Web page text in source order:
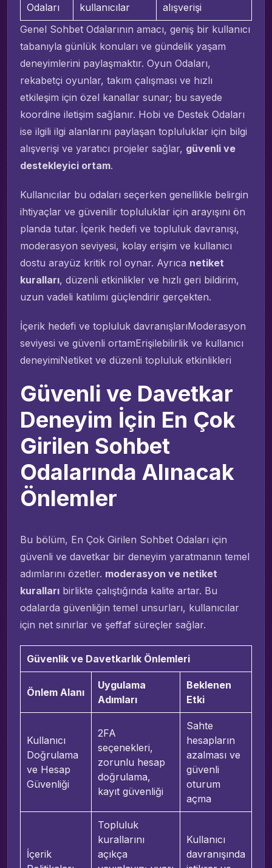
Odaları
kullanıcılar
alışverişi
Genel Sohbet Odalarının amacı, geniş bir kullanıcı
tabanıyla günlük konuları ve gündelik yaşam
deneyimlerini paylaşmaktır. Oyun Odaları,
rekabetçi oyunlar, takım çalışması ve hızlı
etkileşim için özel kanallar sunar; bu sayede
koordine iletişim sağlanır. Hobi ve Destek Odaları
ise ilgili ilgi alanlarını paylaşan topluluklar için bilgi
alışverişi ve yaratıcı projeler sağlar, güvenli ve
destekleyici ortam.
Kullanıcılar bu odaları seçerken genellikle belirgin
ihtiyaçlar ve güvenilir topluluklar için arayışını ön
planda tutar. İçerik hedefi ve topluluk davranışı,
moderasyon seviyesi, kolay erişim ve kullanıcı
dostu arayüz kritik rol oynar. Ayrıca netiket
kuralları, düzenli etkinlikler ve hızlı geri bildirim,
uzun vadeli katılımı güçlendirir gerçekten.
İçerik hedefi ve topluluk davranışlarıModerasyon
seviyesi ve güvenli ortamErişilebilirlik ve kullanıcı
deneyimiNetiket ve düzenli topluluk etkinlikleri
Güvenli ve Davetkar
Deneyim İçin En Çok
Girilen Sohbet
Odalarında Alınacak
Önlemler
Bu bölüm, En Çok Girilen Sohbet Odaları için
güvenli ve davetkar bir deneyim yaratmanın temel
adımlarını özetler. moderasyon ve netiket
kuralları birlikte çalıştığında kalite artar. Bu
odalarda güvenliğin temel unsurları, kullanıcılar
için net sınırlar ve şeffaf süreçler sağlar.
Güvenlik ve Davetkarlık Önlemleri
Önlem Alanı
Uygulama
Adımları
Beklenen
Etki
Kullanıcı
Doğrulama
ve Hesap
Güvenliği
2FA
seçenekleri,
zorunlu hesap
doğrulama,
kayıt güvenliği
Sahte
hesapların
azalması ve
güvenli
oturum
açma
İçerik
Topluluk
kurallarını
açıkça
Kullanıcı
davranışında